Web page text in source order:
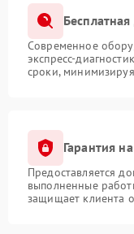
Современное
экспресс-
сроки,
Гарантия
Предоставляется
выполненные
защищает клиента